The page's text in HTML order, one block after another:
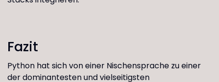
Fazit
Python hat sich von einer Nischensprache zu einer
der dominantesten und vielseitigsten